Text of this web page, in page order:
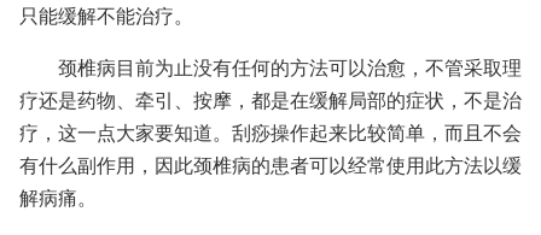
只能缓解不能治疗。
颈椎病目前为止没有任何的方法可以治愈，不管采取理
疗还是药物、牵引、按摩，都是在缓解局部的症状，不是治
疗，这一点大家要知道。刮痧操作起来比较简单，而且不会
有什么副作用，因此颈椎病的患者可以经常使用此方法以缓
解病痛。